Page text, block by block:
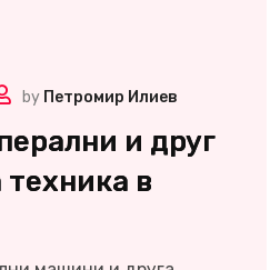
by Петромир Илиев
и друг
в